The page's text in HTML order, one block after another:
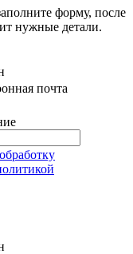
форму, после
нужные детали.
почта
обработку